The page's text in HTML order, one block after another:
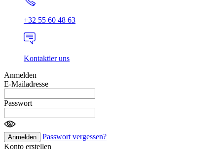
+32 55 60 48 63
Kontaktier uns
Anmelden
E-Mailadresse
Passwort
Anmelden
Passwort vergessen?
Konto erstellen